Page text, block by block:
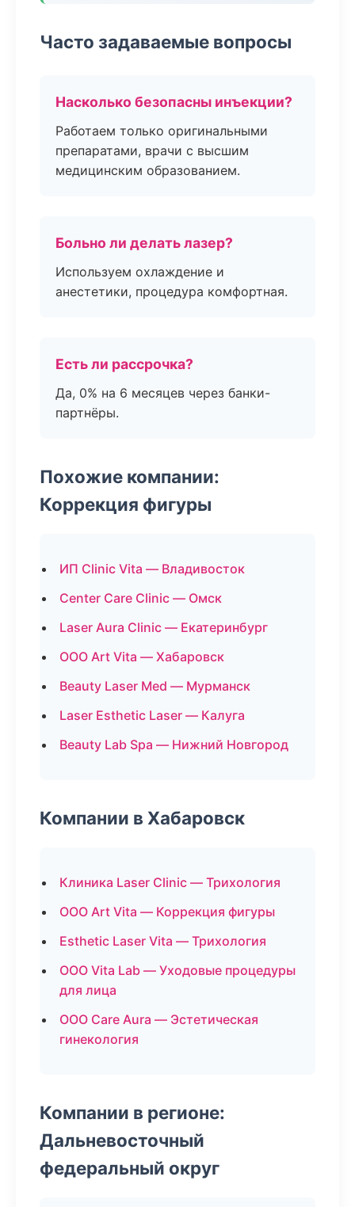
Часто задаваемые вопросы
Насколько безопасны инъекции?
Работаем только оригинальными
препаратами, врачи с высшим
медицинским образованием.
Больно ли делать лазер?
Используем охлаждение и
анестетики, процедура комфортная.
Есть ли рассрочка?
Да, 0% на 6 месяцев через банки-
партнёры.
Похожие компании:
Коррекция фигуры
ИП Clinic Vita — Владивосток
Center Care Clinic — Омск
Laser Aura Clinic — Екатеринбург
ООО Art Vita — Хабаровск
Beauty Laser Med — Мурманск
Laser Esthetic Laser — Калуга
Beauty Lab Spa — Нижний Новгород
Компании в Хабаровск
Клиника Laser Clinic — Трихология
ООО Art Vita — Коррекция фигуры
Esthetic Laser Vita — Трихология
ООО Vita Lab — Уходовые процедуры
для лица
ООО Care Aura — Эстетическая
гинекология
Компании в регионе:
Дальневосточный
федеральный округ